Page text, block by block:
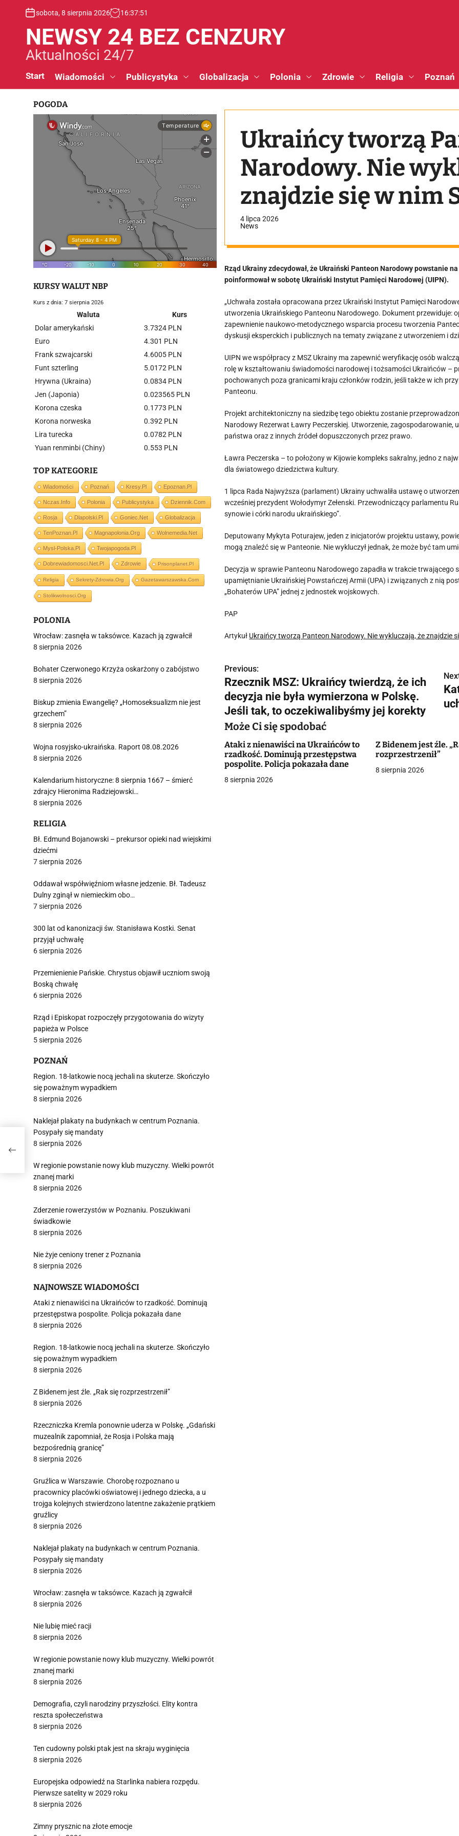
sobota, 8 sierpnia 2026 16:37:52
NEWSY 24 BEZ CENZURY
Aktualności 24/7
Start Wiadomości Publicystyka Globalizacja Polonia Zdrowie Religia Poznań
Ukraińcy tworzą
Narodowy. Nie
znajdzie się w nim
4 lipca 2026
News
Rząd Ukrainy zdecydował, że Ukraiński Panteon Narodowy powstanie
poinformował w sobotę Ukraiński Instytut Pamięci Narodowej (UIPN).
„Uchwała została opracowana przez Ukraiński Instytut Pamięci
utworzenia Ukraińskiego Panteonu Narodowego. Dokument przewiduje:
zapewnienie naukowo-metodycznego wsparcia procesu tworzenia
dyskusji eksperckich i publicznych na tematy związane z utworzeniem i
UIPN we współpracy z MSZ Ukrainy ma zapewnić weryfikację osób
rolę w kształtowaniu świadomości narodowej i tożsamości Ukraińców –
pochowanych poza granicami kraju członków rodzin, jeśli także w ich
Panteonu.
Projekt architektoniczny na siedzibę tego obiektu zostanie
Narodowy Rezerwat Ławry Peczerskiej. Utworzenie,
państwa oraz z innych źródeł dopuszczonych przez prawo.
Ławra Peczerska – to położony w Kijowie kompleks sakralny, jedno z
dla światowego dziedzictwa kultury.
1 lipca Rada Najwyższa (parlament) Ukrainy uchwaliła ustawę o
wcześniej prezydent Wołodymyr Zełenski. Przewodniczący parlamentu
synowie i córki narodu ukraińskiego”.
Deputowany Mykyta Poturajew, jeden z inicjatorów projektu ustawy,
mogą znaleźć się w Panteonie. Nie wykluczył jednak, że może być tam
Decyzja w sprawie Panteonu Narodowego zapadła w trakcie
upamiętnianie Ukraińskiej Powstańczej Armii (UPA) i związanych z nią
„Bohaterów UPA” jednej z jednostek wojskowych.
PAP
Artykuł Ukraińcy tworzą Panteon Narodowy. Nie wykluczają, że znajdzie
N
a
w
i
g
a
Previous:
Rzecznik MSZ: Ukraińcy twierdzą, że ich
decyzja nie była wymierzona w Polskę.
Jeśli tak, to oczekiwalibyśmy jej korekty
Może Ci się spodobać
Ataki z nienawiści na Ukraińców to
rzadkość. Dominują przestępstwa
pospolite. Policja pokazała dane
8 sierpnia 2026
Z Bidenem jest źle.
rozprzestrzenił”
8 sierpnia 2026
POGODA
KURSY WALUT NBP
Kurs z dnia: 7 sierpnia 2026
Waluta
Kurs
Dolar amerykański
3.7324 PLN
Euro
4.301 PLN
Frank szwajcarski
4.6005 PLN
Funt szterling
5.0172 PLN
Hrywna (Ukraina)
0.0834 PLN
Jen (Japonia)
0.023565 PLN
Korona czeska
0.1773 PLN
Korona norweska
0.392 PLN
Lira turecka
0.0782 PLN
Yuan renminbi (Chiny)
0.553 PLN
TOP KATEGORIE
Wiadomości Poznań Kresy.pl Epoznan.pl
Nczas.info Polonia Publicystyka Dziennik.com
Rosja Dlapolski.pl Goniec.net Globalizacja
TenPoznan.pl Magnapolonia.org Wolnemedia.net
Mysl-Polska.pl Twojapogoda.pl
Dobrewiadomosci.net.pl Zdrowie Prisonplanet.pl
Religia Sekrety-Zdrowia.org Gazetawarszawska.com
Stolikwolnosci.org
POLONIA
Wrocław: zasnęła w taksówce. Kazach ją zgwałcił
8 sierpnia 2026
Bohater Czerwonego Krzyża oskarżony o zabójstwo
8 sierpnia 2026
Biskup zmienia Ewangelię? „Homoseksualizm nie jest
grzechem”
8 sierpnia 2026
Wojna rosyjsko-ukraińska. Raport 08.08.2026
8 sierpnia 2026
Kalendarium historyczne: 8 sierpnia 1667 – śmierć
zdrajcy Hieronima Radziejowski…
8 sierpnia 2026
RELIGIA
Bł. Edmund Bojanowski – prekursor opieki nad wiejskimi
dziećmi
7 sierpnia 2026
Oddawał współwięźniom własne jedzenie. Bł. Tadeusz
Dulny zginął w niemieckim obo…
7 sierpnia 2026
300 lat od kanonizacji św. Stanisława Kostki. Senat
przyjął uchwałę
6 sierpnia 2026
Przemienienie Pańskie. Chrystus objawił uczniom swoją
Boską chwałę
6 sierpnia 2026
Rząd i Episkopat rozpoczęły przygotowania do wizyty
papieża w Polsce
5 sierpnia 2026
POZNAŃ
Region. 18-latkowie nocą jechali na skuterze. Skończyło
się poważnym wypadkiem
8 sierpnia 2026
Naklejał plakaty na budynkach w centrum Poznania.
Posypały się mandaty
8 sierpnia 2026
W regionie powstanie nowy klub muzyczny. Wielki powrót
znanej marki
8 sierpnia 2026
Zderzenie rowerzystów w Poznaniu. Poszukiwani
świadkowie
8 sierpnia 2026
Nie żyje ceniony trener z Poznania
8 sierpnia 2026
NAJNOWSZE WIADOMOŚCI
Ataki z nienawiści na Ukraińców to rzadkość. Dominują
przestępstwa pospolite. Policja pokazała dane
8 sierpnia 2026
Region. 18-latkowie nocą jechali na skuterze. Skończyło
się poważnym wypadkiem
8 sierpnia 2026
Z Bidenem jest źle. „Rak się rozprzestrzenił”
8 sierpnia 2026
Rzeczniczka Kremla ponownie uderza w Polskę. „Gdański
muzealnik zapomniał, że Rosja i Polska mają
bezpośrednią granicę”
8 sierpnia 2026
Gruźlica w Warszawie. Chorobę rozpoznano u
pracownicy placówki oświatowej i jednego dziecka, a u
trojga kolejnych stwierdzono latentne zakażenie prątkiem
gruźlicy
8 sierpnia 2026
Naklejał plakaty na budynkach w centrum Poznania.
Posypały się mandaty
8 sierpnia 2026
Wrocław: zasnęła w taksówce. Kazach ją zgwałcił
8 sierpnia 2026
Nie lubię mieć racji
8 sierpnia 2026
W regionie powstanie nowy klub muzyczny. Wielki powrót
znanej marki
8 sierpnia 2026
Demografia, czyli narodziny przyszłości. Elity kontra
reszta społeczeństwa
8 sierpnia 2026
Ten cudowny polski ptak jest na skraju wyginięcia
8 sierpnia 2026
Europejska odpowiedź na Starlinka nabiera rozpędu.
Pierwsze satelity w 2029 roku
8 sierpnia 2026
Zimny prysznic na złote emocje